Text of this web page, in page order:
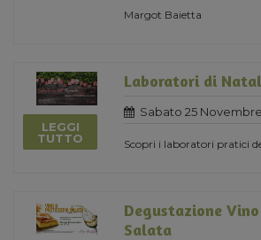
Margot Baietta
LEGGI
TUTTO
Laboratori di
Sabato 25 Novembre
Scopri i laboratori pratici
Degustazione
Salata